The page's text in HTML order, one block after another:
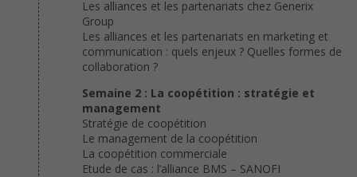
Les alliances et les partenariats chez Generix
Group
Les alliances et les partenariats en marketing et
communication : quels enjeux ? Quelles formes de
collaboration ?
Semaine 2 : La coopétition : stratégie et
management
Stratégie de coopétition
Le management de la coopétition
La coopétition commerciale
Etude de cas : l’alliance BMS – SANOFI